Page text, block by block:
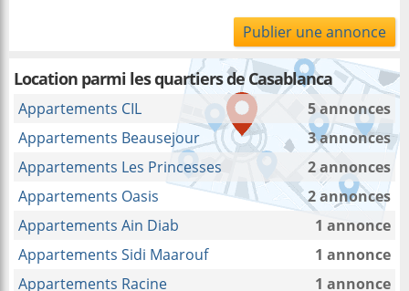
Publier une annonce
Location parmi les quartiers de Casablanca
Appartements CIL
5 annonces
Appartements Beausejour
3 annonces
Appartements Les Princesses
2 annonces
Appartements Oasis
2 annonces
Appartements Ain Diab
1 annonce
Appartements Sidi Maarouf
1 annonce
Appartements Racine
1 annonce